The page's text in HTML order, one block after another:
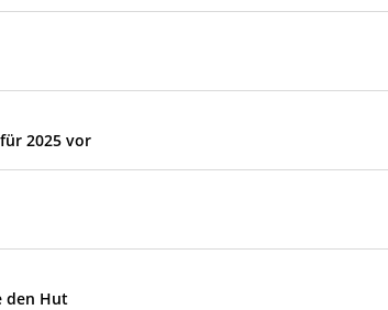
2025 vor
den Hut